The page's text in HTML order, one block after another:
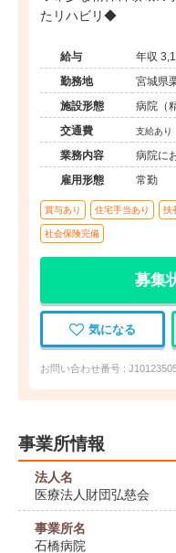
たリハビリ◆
給与
勤務地
宮城県
施設形態
病院（
人保健
交通費 支給あり
業務内容
病院に
雇用形態
常勤
賞与あり 住宅手当あり 扶
社会保険完備
募集
気になる
お問い合わせ番号 :
事業所情報
法人名
医療法人財団弘慈会
事業所名
石橋病院